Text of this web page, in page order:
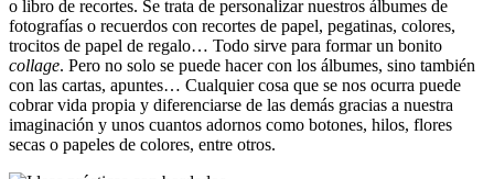
o libro de recortes. Se trata de personalizar nuestros álbumes de
fotografías o recuerdos con recortes de papel, pegatinas, colores,
trocitos de papel de regalo… Todo sirve para formar un bonito
collage. Pero no solo se puede hacer con los álbumes, sino también
con las cartas, apuntes… Cualquier cosa que se nos ocurra puede
cobrar vida propia y diferenciarse de las demás gracias a nuestra
imaginación y unos cuantos adornos como botones, hilos, flores
secas o papeles de colores, entre otros.